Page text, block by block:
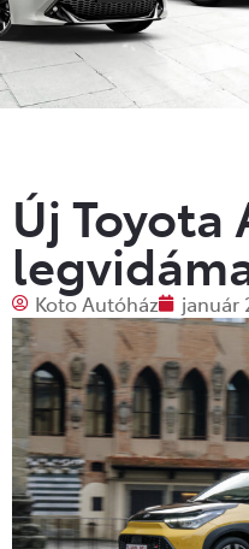
Új Toyota
Koto Autóház január